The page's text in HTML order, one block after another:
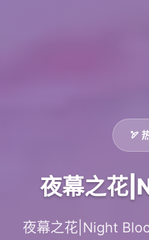
🏹
夜幕之花
夜幕之花|Night